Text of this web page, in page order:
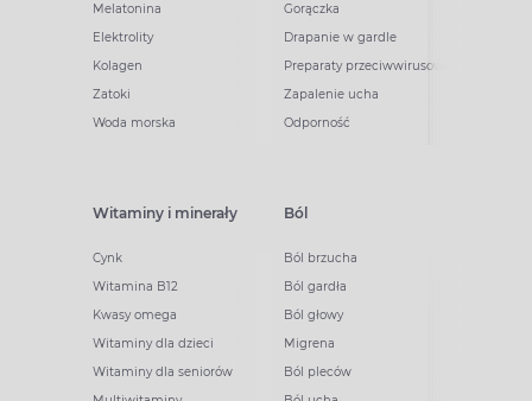
Melatonina
Elektrolity
Kolagen
Zatoki
Woda morska
Gorączka
Drapanie w gardle
Preparaty przeciwwirusowe
Zapalenie ucha
Odporność
Witaminy i minerały
Cynk
Witamina B12
Kwasy omega
Witaminy dla dzieci
Witaminy dla seniorów
Ból
Ból brzucha
Ból gardła
Ból głowy
Migrena
Ból pleców